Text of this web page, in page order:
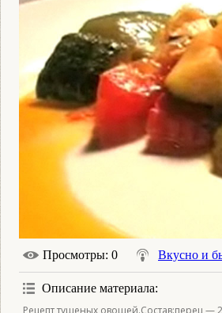
Просмотры: 0 Вкусно и
Описание материала:
Рецепт тушеных овощей.Состав:перец